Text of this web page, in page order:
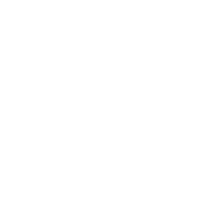
recyklingu, dywan ten powstał zgodnie z zasadami
sypialnia.
„pyliły wełnę”, czyli „wyrzucały” z siebie nadmiar tkaniny